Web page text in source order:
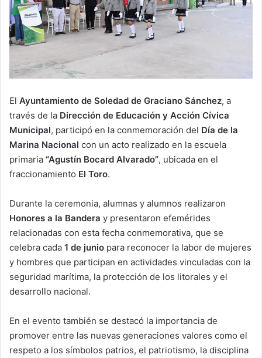
El Ayuntamiento de Soledad de Graciano Sánchez, a
través de la Dirección de Educación y Acción Cívica
Municipal, participó en la conmemoración del Día de la
Marina Nacional con un acto realizado en la escuela
primaria “Agustín Bocard Alvarado”, ubicada en el
fraccionamiento El Toro.
Durante la ceremonia, alumnas y alumnos realizaron
Honores a la Bandera y presentaron efemérides
relacionadas con esta fecha conmemorativa, que se
celebra cada 1 de junio para reconocer la labor de mujeres
y hombres que participan en actividades vinculadas con la
seguridad marítima, la protección de los litorales y el
desarrollo nacional.
En el evento también se destacó la importancia de
promover entre las nuevas generaciones valores como el
respeto a los símbolos patrios, el patriotismo, la disciplina